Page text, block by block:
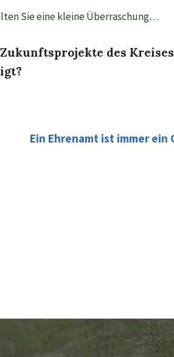
Sie eine kleine Überraschung…
des
Ein Ehrenamt ist immer ein